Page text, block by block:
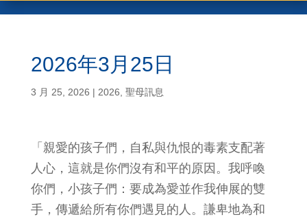
2026年3月25日
3 月 25, 2026 | 2026 聖母訊息
「親愛的孩子們，自私與仇恨的毒素支配著
人心，這就是你們沒有和平的原因。我呼喚
你們，小孩子們：要成為愛並作我伸展的雙
手，傳遞給所有你們遇見的人。謙卑地為和